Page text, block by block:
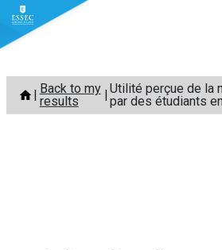
Skip
content
Back to my
results
Utilité perçue de la
par des étudiants